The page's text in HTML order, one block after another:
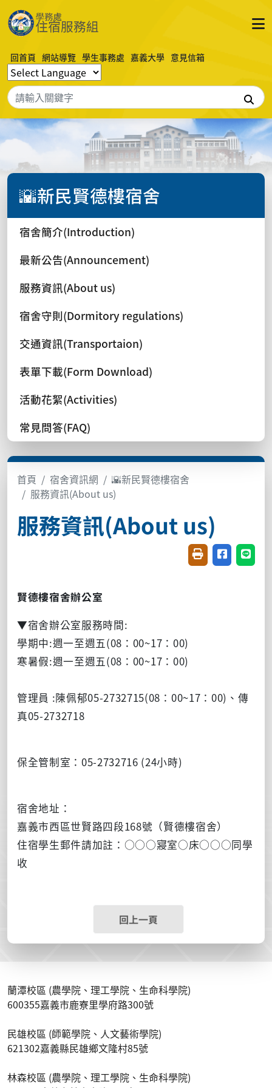
回首頁 網站導覽 學生事務處 嘉義大學 意見信箱
搜尋
🌇新民賢德樓宿舍
宿舍簡介(Introduction)
最新公告(Announcement)
服務資訊(About us)
宿舍守則(Dormitory regulations)
交通資訊(Transportaion)
表單下載(Form Download)
活動花絮(Activities)
常見問答(FAQ)
首頁 宿舍資訊網
🌇新民賢德樓宿舍
服務資訊(About us)
服務資訊(About us)
友善列印(開新視
分享至臉書
分享
賢德樓宿舍辦公室
▼宿舍辦公室服務時間:
學期中:週一至週五(08 ： 00~17 ： 00)
寒暑假:週一至週五(08 ： 00~17 ： 00)
管理員 :陳佩郁05-2732715(08 ： 00~17 ： 00) 、傳
真05-2732718
保全管制室：05-2732716 (24小時)
宿舍地址：
嘉義市西區世賢路四段168號（賢德樓宿舍）
住宿學生郵件請加註：○○○寢室○床○○○同學
收
回上一頁
蘭潭校區 (農學院、理工學院、生命科學院)
600355嘉義市鹿寮里學府路300號
民雄校區 (師範學院、人文藝術學院)
621302嘉義縣民雄鄉文隆村85號
林森校區 (農學院、理工學院、生命科學院)